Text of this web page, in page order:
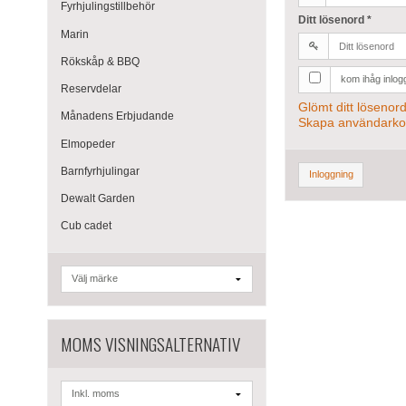
Fyrhjulingstillbehör
Marin
Rökskåp & BBQ
Reservdelar
Månadens Erbjudande
Elmopeder
Barnfyrhjulingar
Dewalt Garden
Cub cadet
MOMS VISNINGSALTERNATIV
Ditt lösenord*
kom ihåg
Glömt ditt
Skapa
Inloggning